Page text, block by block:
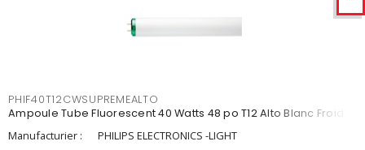
PHIF40T12CWSUPREMEALTO
Ampoule Tube Fluorescent 40 Watts 48 po T12 Alto Blanc Froid
Manufacturier :
PHILIPS ELECTRONICS -LIGHT